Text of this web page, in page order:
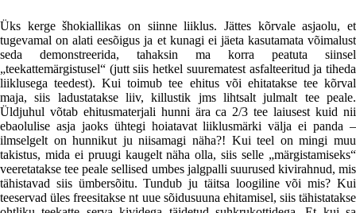
Üks kerge šhokiallikas on siinne liiklus. Jättes kõrvale asjaolu, et
tugevamal on alati eesõigus ja et kunagi ei jäeta kasutamata võimalust
seda demonstreerida, tahaksin ma korra peatuta siinsel
„teekattemärgistusel“ (jutt siis hetkel suurematest asfalteeritud ja tiheda
liiklusega teedest). Kui toimub tee ehitus või ehitatakse tee kõrval
maja, siis ladustatakse liiv, killustik jms lihtsalt julmalt tee peale.
Üldjuhul võtab ehitusmaterjali hunni ära ca 2/3 tee laiusest kuid nii
ebaolulise asja jaoks ühtegi hoiatavat liiklusmärki välja ei panda –
ilmselgelt on hunnikut ju niisamagi näha?! Kui teel on mingi muu
takistus, mida ei pruugi kaugelt näha olla, siis selle „märgistamiseks“
veeretatakse tee peale sellised umbes jalgpalli suurused kivirahnud, mis
tähistavad siis ümbersõitu. Tundub ju täitsa loogiline või mis? Kui
teeservad üles freesitakse nt uue sõidusuuna ehitamisel, siis tähistatakse